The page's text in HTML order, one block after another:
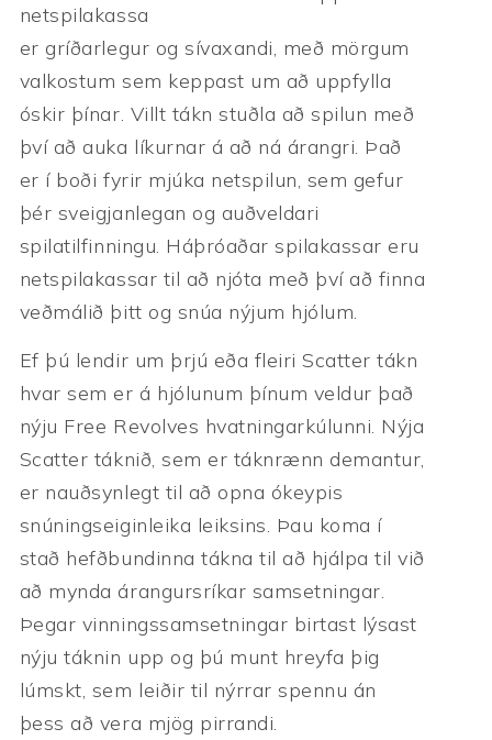
netspilakassa
er gríðarlegur og sívaxandi, með mörgum
valkostum sem keppast um að uppfylla
óskir þínar. Villt tákn stuðla að spilun með
því að auka líkurnar á að ná árangri. Það
er í boði fyrir mjúka netspilun, sem gefur
þér sveigjanlegan og auðveldari
spilatilfinningu. Háþróaðar spilakassar eru
netspilakassar til að njóta með því að finna
veðmálið þitt og snúa nýjum hjólum.
Ef þú lendir um þrjú eða fleiri Scatter tákn
hvar sem er á hjólunum þínum veldur það
nýju Free Revolves hvatningarkúlunni. Nýja
Scatter táknið, sem er táknrænn demantur,
er nauðsynlegt til að opna ókeypis
snúningseiginleika leiksins. Þau koma í
stað hefðbundinna tákna til að hjálpa til við
að mynda árangursríkar samsetningar.
Þegar vinningssamsetningar birtast lýsast
nýju táknin upp og þú munt hreyfa þig
lúmskt, sem leiðir til nýrrar spennu án
þess að vera mjög pirrandi.